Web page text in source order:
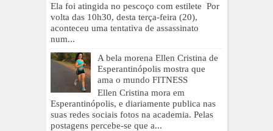
Ela foi atingida no pescoço com estilete Por
volta das 10h30, desta terça-feira (20),
aconteceu uma tentativa de assassinato
num...
A bela morena Ellen Cristina de
Esperantinópolis mostra que
ama o mundo FITNESS
Ellen Cristina mora em
Esperantinópolis, e diariamente publica nas
suas redes sociais fotos na academia. Pelas
postagens percebe-se que a...